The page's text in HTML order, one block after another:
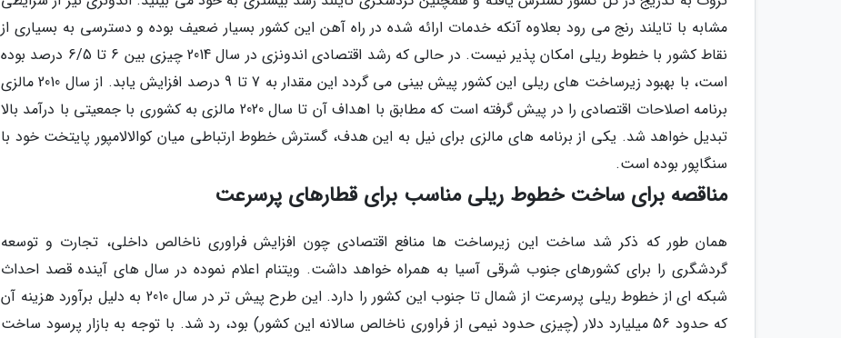
مشابه با تایلند رنج می رود بعلاوه آنکه خدمات ارائه شده در راه آهن این کشور بسیار ضعیف بوده و دسترسی به بسیاری از
نقاط کشور با خطوط ریلی امکان پذیر نیست. در حالی که رشد اقتصادی اندونزی در سال 2014 چیزی بین 6 تا 6/5 درصد بوده
است، با بهبود زیرساخت های ریلی این کشور پیش بینی می گردد این مقدار به 7 تا 9 درصد افزایش یابد. از سال 2010 مالزی
برنامه اصلاحات اقتصادی را در پیش گرفته است که مطابق با اهداف آن تا سال 2020 مالزی به کشوری با جمعیتی با درآمد بالا
تبدیل خواهد شد. یکی از برنامه های مالزی برای نیل به این هدف، گسترش خطوط ارتباطی میان کوالالامپور پایتخت خود با
سنگاپور بوده است.
مناقصه برای ساخت خطوط ریلی مناسب برای قطارهای پرسرعت
همان طور که ذکر شد ساخت این زیرساخت ها منافع اقتصادی چون افزایش فراوری ناخالص داخلی، تجارت و توسعه
گردشگری را برای کشورهای جنوب شرقی آسیا به همراه خواهد داشت. ویتنام اعلام نموده در سال های آینده قصد احداث
شبکه ای از خطوط ریلی پرسرعت از شمال تا جنوب این کشور را دارد. این طرح پیش تر در سال 2010 به دلیل برآورد هزینه آن
که حدود 56 میلیارد دلار (چیزی حدود نیمی از فراوری ناخالص سالانه این کشور) بود، رد شد. با توجه به بازار پرسود ساخت